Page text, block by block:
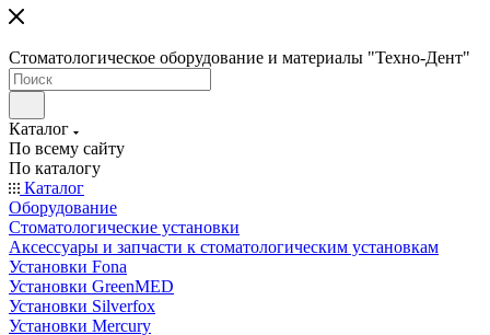
Стоматологическое оборудование и материалы "Техно-Дент"
Каталог
По всему сайту
По каталогу
Каталог
Оборудование
Стоматологические установки
Аксессуары и запчасти к стоматологическим установкам
Установки Fona
Установки GreenMED
Установки Silverfox
Установки Mercury